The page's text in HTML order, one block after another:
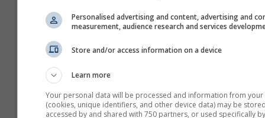
Personalised advertising and content, advertising and
measurement, audience research and services
Store and/or access information on a device
Learn more
Your personal data will be processed and information from your
(cookies, unique identifiers, and other device data) may be
accessed by and shared with 750 partners, or used specifically